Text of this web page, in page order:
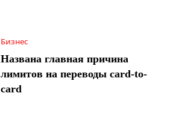
Бизнес
Названа главная причина
лимитов на переводы card-to-
card